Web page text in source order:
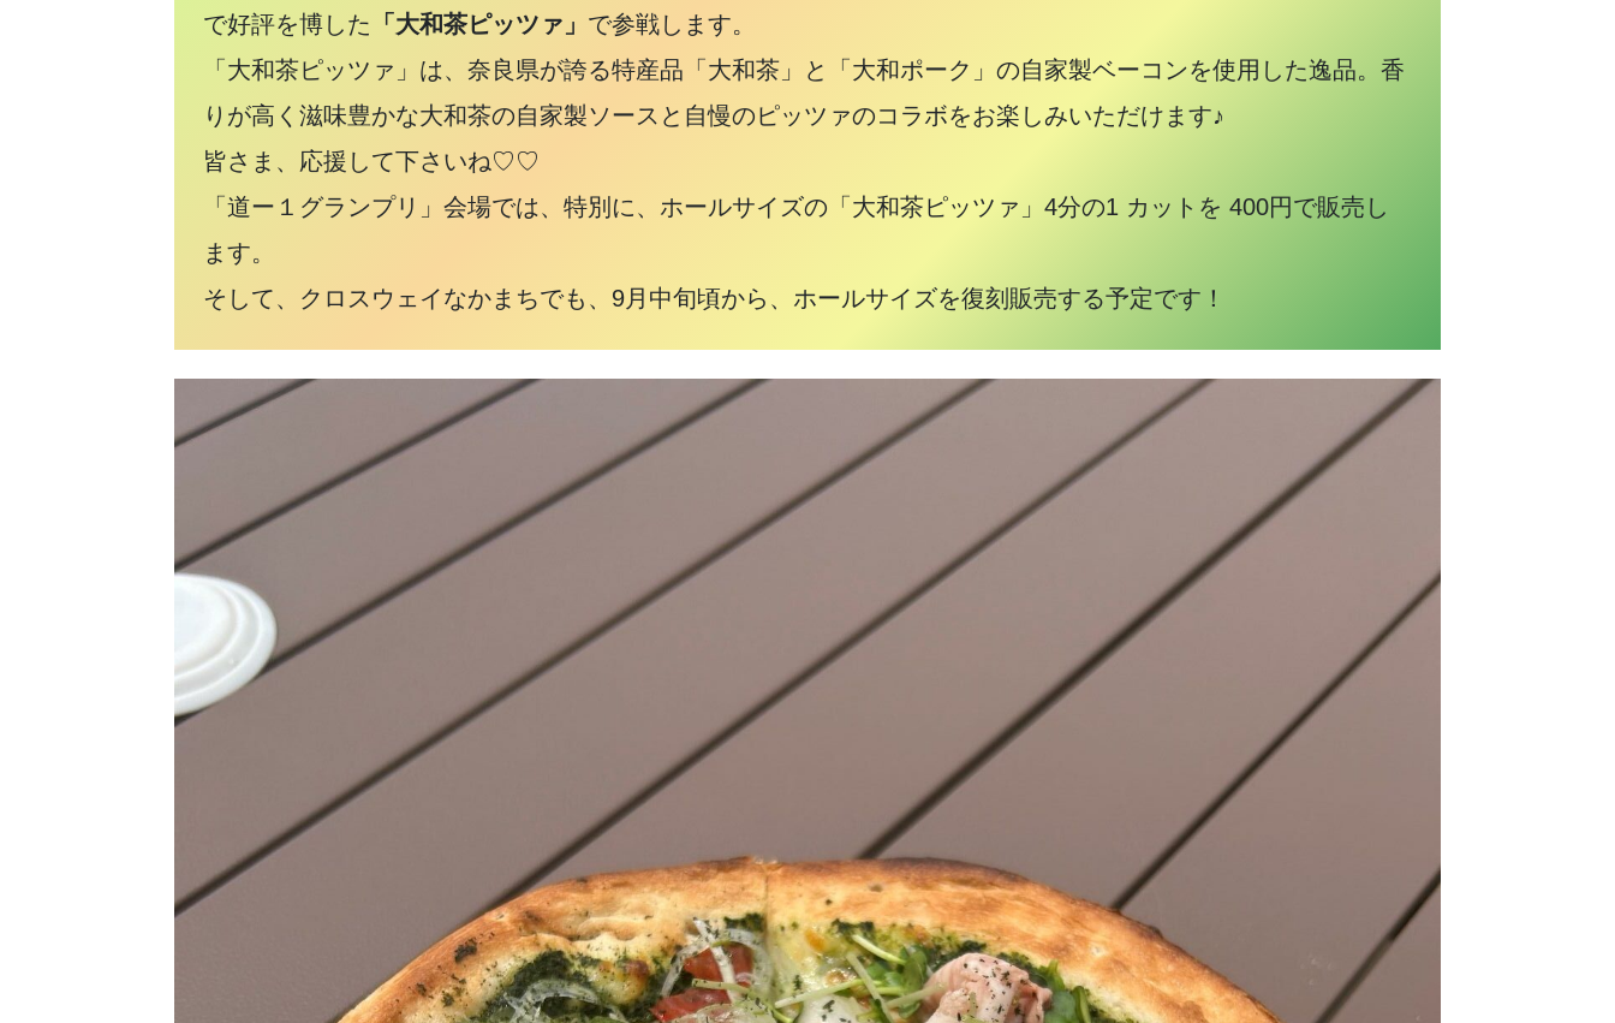
で好評を博した 「大和茶ピッツァ」 で参戦します。
「大和茶ピッツァ」は、奈良県が誇る特産品「大和茶」と「大和ポーク」の自家製ベーコンを使用した逸品。香
りが高く滋味豊かな大和茶の自家製ソースと自慢のピッツァのコラボをお楽しみいただけます♪
皆さま、応援して下さいね♡♡
「道ー１グランプリ」会場では、特別に、ホールサイズの「大和茶ピッツァ」4分の1 カットを 400円で販売し
ます。
そして、クロスウェイなかまちでも、9月中旬頃から、ホールサイズを復刻販売する予定です！